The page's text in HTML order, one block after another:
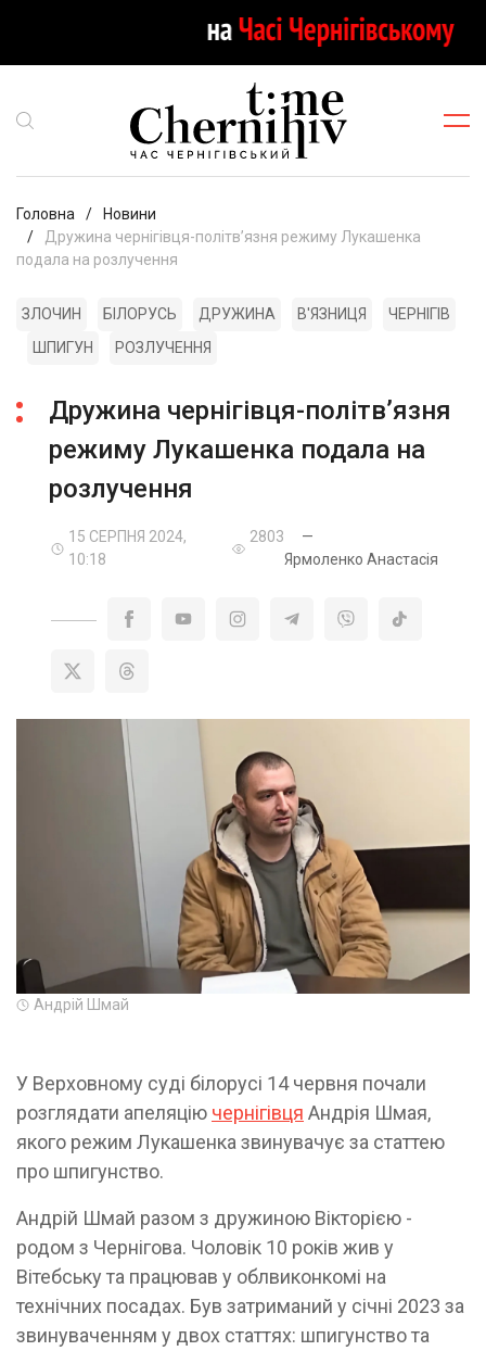
Головна
Новини
Дружина чернігівця-політвʼязня режиму Лукашенка
подала на розлучення
ЗЛОЧИН БІЛОРУСЬ ДРУЖИНА В'ЯЗНИЦЯ
ЧЕРНІГІВ
ШПИГУН
РОЗЛУЧЕННЯ
Дружина чернігівця-політвʼязня
режиму Лукашенка подала на
розлучення
15 СЕРПНЯ 2024,
10:18
2803
—
Ярмоленко Анастасія
Андрій Шмай
У Верховному суді білорусі 14 червня почали
розглядати апеляцію чернігівця Андрія Шмая,
якого режим Лукашенка звинувачує за статтею
про шпигунство.
Андрій Шмай разом з дружиною Вікторією -
родом з Чернігова. Чоловік 10 років жив у
Вітебську та працював у облвиконкомі на
технічних посадах. Був затриманий у січні 2023 за
звинуваченням у двох статтях: шпигунство та